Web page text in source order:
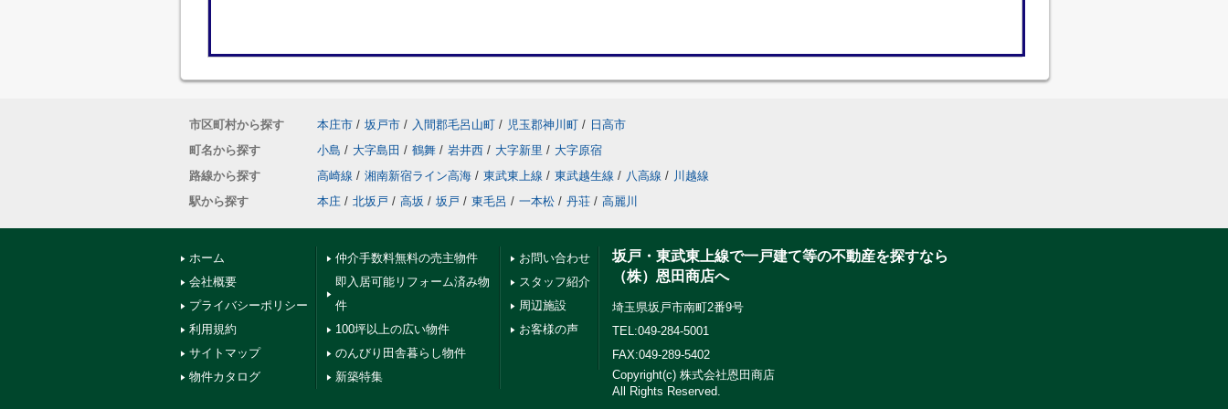
市区町村から探す 本庄市 / 坂戸市 / 入間郡毛呂山町 / 児玉郡神川町 / 日高市
町名から探す
小島 / 大字島田 / 鶴舞 / 岩井西 / 大字新里 / 大字原宿
路線から探す
高崎線 / 湘南新宿ライン高海 / 東武東上線 / 東武越生線 / 八高線 / 川越線
駅から探す
本庄 / 北坂戸 / 高坂 / 坂戸 / 東毛呂 / 一本松 / 丹荘 / 高麗川
ホーム
会社概要
プライバシーポリシー
利用規約
サイトマップ
物件カタログ
仲介手数料無料の売主物件
即入居可能リフォーム済み物
件
100坪以上の広い物件
のんびり田舎暮らし物件
新築特集
お問い合わせ
スタッフ紹介
周辺施設
お客様の声
坂戸・東武東上線で一戸建て等の不動産を探すなら
（株）恩田商店へ
埼玉県坂戸市南町2番9号
TEL:049-284-5001
FAX:049-289-5402
Copyright(c) 株式会社恩田商店
All Rights Reserved.